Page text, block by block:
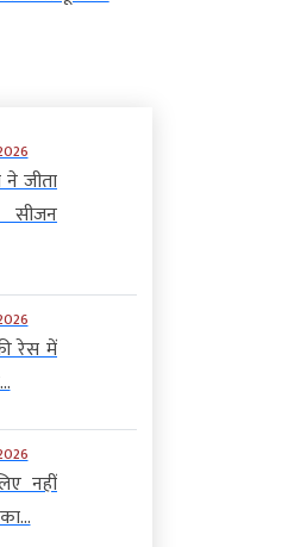
ने जीता
रेस में
नहीं